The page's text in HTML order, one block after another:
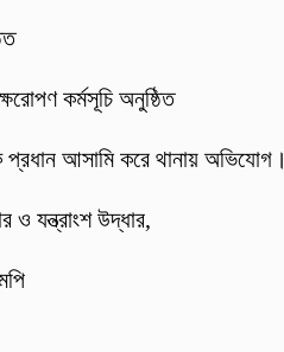
কর্মসূচি অনুষ্ঠিত
প্রধান আসামি করে থানায় অভিযোগ।
ও যন্ত্রাংশ উদ্ধার,